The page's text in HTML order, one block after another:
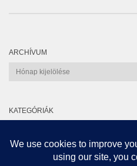
ARCHÍVUM
Archívum
KATEGÓRIÁK